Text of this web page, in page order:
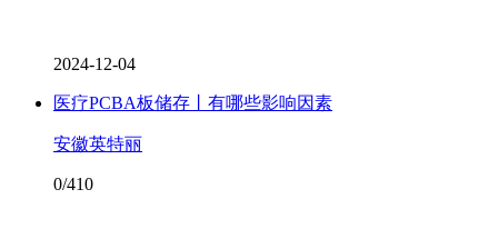
2024-12-04
医疗PCBA板储存丨有哪些影响因素
安徽英特丽
0/410